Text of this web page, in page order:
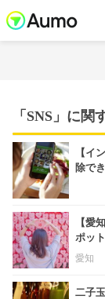
「SNS」に
【イ
除で
【愛
ポッ
愛知
二子